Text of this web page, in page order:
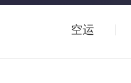
空运